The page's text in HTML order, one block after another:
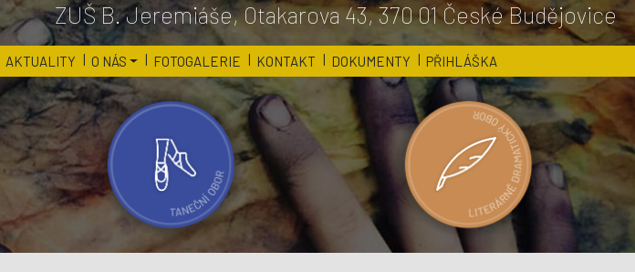
ZUŠ B. Jeremiáše, Otakarova 43, 370 01 České Budějovice
AKTUALITY O NÁS FOTOGALERIE KONTAKT DOKUMENTY PŘIHLÁŠKA